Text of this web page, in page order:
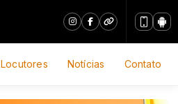
Locutores Notícias Contato